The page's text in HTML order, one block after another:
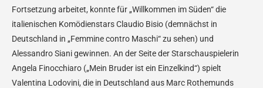
Fortsetzung arbeitet, konnte für „Willkommen im Süden“ die
italienischen Komödienstars Claudio Bisio (demnächst in
Deutschland in „Femmine contro Maschi“ zu sehen) und
Alessandro Siani gewinnen. An der Seite der Starschauspielerin
Angela Finocchiaro („Mein Bruder ist ein Einzelkind“) spielt
Valentina Lodovini, die in Deutschland aus Marc Rothemunds